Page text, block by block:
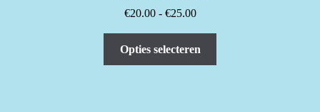
€20.00 - €25.00Prijsklasse:
tot
€25.00
Opties selecteren